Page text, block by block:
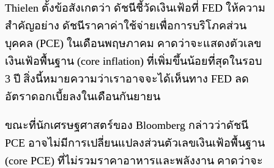
Thielen ตั้งข้อสังเกตว่า ดัชนีชี้วัดเงินเฟ้อที่ FED ให้ความ
สำคัญอย่าง ดัชนีราคาค่าใช้จ่ายเพื่อการบริโภคส่วน
บุคคล (PCE) ในเดือนพฤษภาคม คาดว่าจะแสดงตัวเลข
เงินเฟ้อพื้นฐาน (core inflation) ที่เพิ่มขึ้นน้อยที่สุดในรอบ
3 ปี สิ่งนี้หมายความว่าเราอาจจะได้เห็นทาง FED ลด
อัตราดอกเบี้ยลงในเดือนกันยายน
ขณะที่นักเศรษฐศาสตร์ของ Bloomberg กล่าวว่าดัชนี
PCE อาจไม่มีการเปลี่ยนแปลงส่วนตัวเลขเงินเฟ้อพื้นฐาน
(core PCE) ที่ไม่รวมราคาอาหารและพลังงาน คาดว่าจะ